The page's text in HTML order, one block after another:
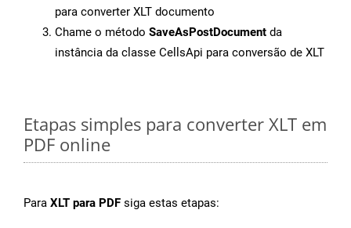
para converter XLT documento
Chame o método SaveAsPostDocument da
instância da classe CellsApi para conversão de XLT
Etapas simples para converter XLT em
PDF online
Para XLT para PDF siga estas etapas: